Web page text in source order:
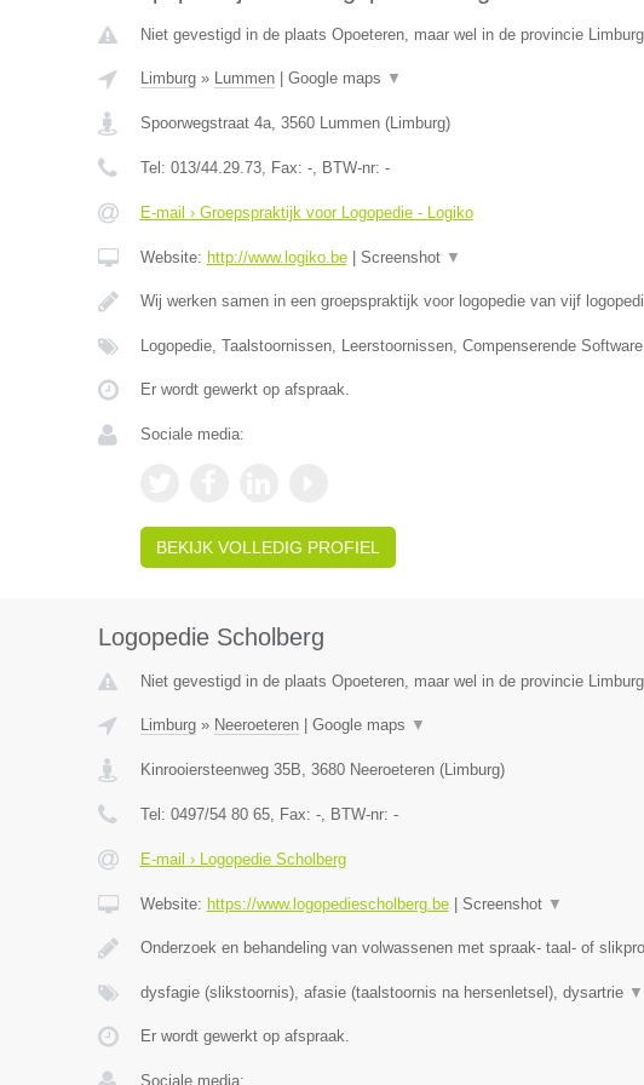
Niet gevestigd in de plaats Opoeteren, maar wel in de provincie
Limburg» Lummen| Google maps ▼
Spoorwegstraat 4a, 3560 Lummen(Limburg)
Tel: 013/44.29.73, Fax: -, BTW-nr: -
E-mail › Groepspraktijk voor Logopedie - Logiko
Website: http://www.logiko.be| Screenshot ▼
Wij werken samen in een groepspraktijk voor logopedie van vijf
Logopedie, Taalstoornissen, Leerstoornissen, Compenserende
Er wordt gewerkt op afspraak.
Sociale media:
BEKIJK VOLLEDIG PROFIEL
Logopedie Scholberg
Niet gevestigd in de plaats Opoeteren, maar wel in de provincie
Limburg» Neeroeteren| Google maps ▼
Kinrooiersteenweg 35B, 3680 Neeroeteren(Limburg)
Tel: 0497/54 80 65, Fax: -, BTW-nr: -
E-mail › Logopedie Scholberg
Website: https://www.logopediescholberg.be| Screenshot ▼
Onderzoek en behandeling van volwassenen met spraak- taal- of
dysfagie (slikstoornis), afasie (taalstoornis na hersenletsel), dysartrie ▼
Er wordt gewerkt op afspraak.
Sociale media: